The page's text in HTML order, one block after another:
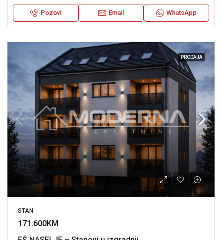
Pozovi Email WhatsApp
PRODAJA
STAN
171.600KM